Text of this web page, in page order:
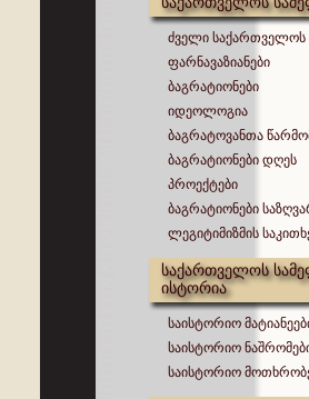
ძველი საქართველოს
ფარნავაზიანები
ბაგრატიონები
იდეოლოგია
ბაგრატოვანთა
ბაგრატიონები დღეს
პროექტები
ბაგრატიონები
ლეგიტიმიზმის
საქართველოს
ისტორია
საისტორიო
საისტორიო
საისტორიო